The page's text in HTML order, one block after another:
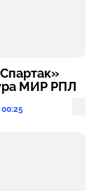
МИР РПЛ
00:25